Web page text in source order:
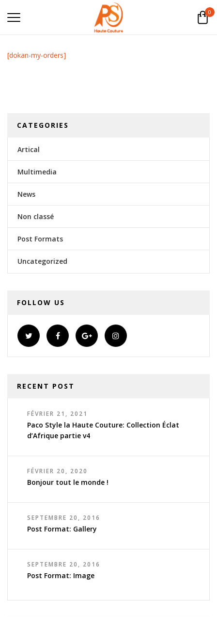
0
[dokan-my-orders]
CATEGORIES
Artical
Multimedia
News
Non classé
Post Formats
Uncategorized
FOLLOW US
RECENT POST
FÉVRIER 21, 2021
Paco Style la Haute Couture: Collection Éclat
d’Afrique partie v4
FÉVRIER 20, 2020
Bonjour tout le monde !
SEPTEMBRE 20, 2016
Post Format: Gallery
SEPTEMBRE 20, 2016
Post Format: Image